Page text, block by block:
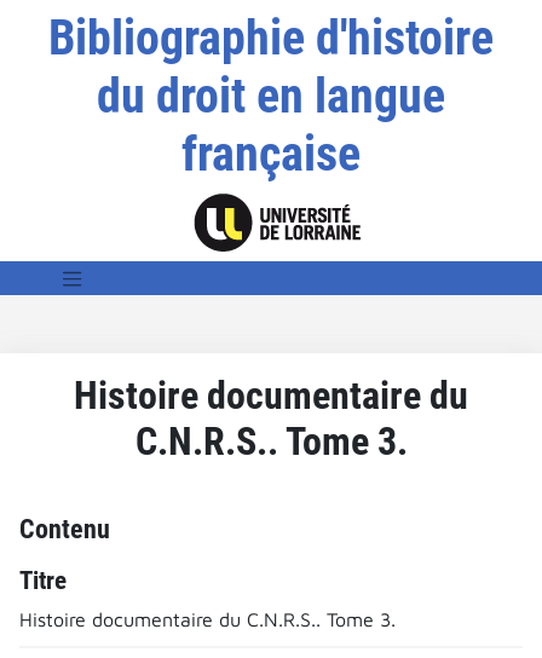
Bibliographie d'histoire
du droit en langue
française
Histoire documentaire du
C.N.R.S.. Tome 3.
Contenu
Titre
Histoire documentaire du C.N.R.S.. Tome 3.